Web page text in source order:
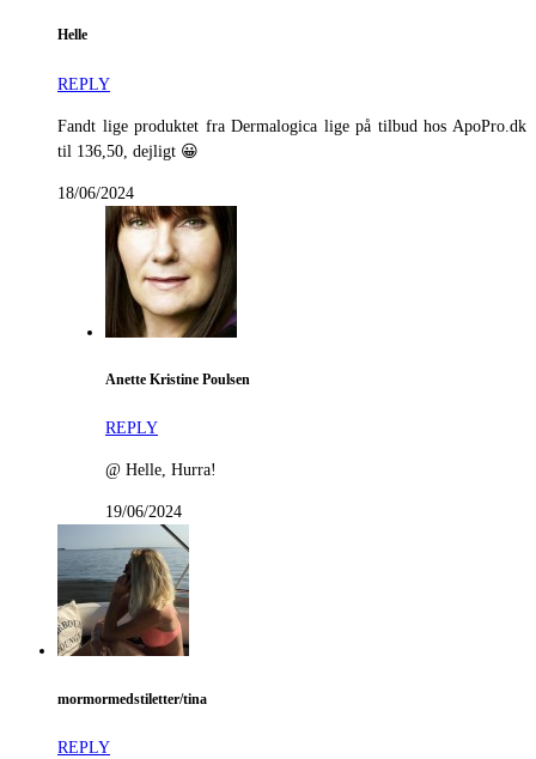
Helle
REPLY
Fandt lige produktet fra Dermalogica lige på tilbud hos ApoPro.dk
til 136,50, dejligt 😀
18/06/2024
Anette Kristine Poulsen
REPLY
@ Helle, Hurra!
19/06/2024
mormormedstiletter/tina
REPLY